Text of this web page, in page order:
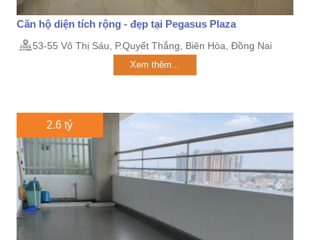
Căn hộ diện tích rộng - đẹp tại Pegasus Plaza
53-55 Võ Thị Sáu, P.Quyết Thắng, Biên Hòa, Đồng Nai
Xem thêm...
2.6 tỷ